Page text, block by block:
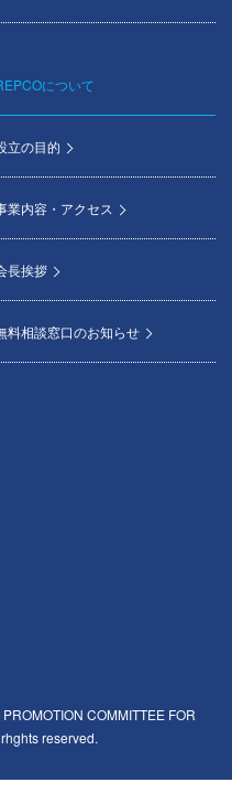
について
立の目的
業内容・アクセス
長挨拶
料相談窓口のお知らせ
COMMITTEE FOR
reserved.